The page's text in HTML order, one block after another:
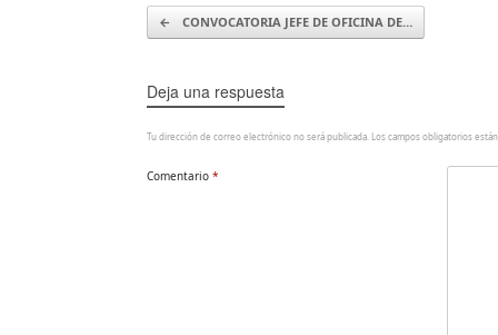
Navegador de artículos
← CONVOCATORIA JEFE DE OFICINA DE…
Deja una respuesta
Tu dirección de correo electrónico no será publicada. Los campos obligatorios
Comentario *